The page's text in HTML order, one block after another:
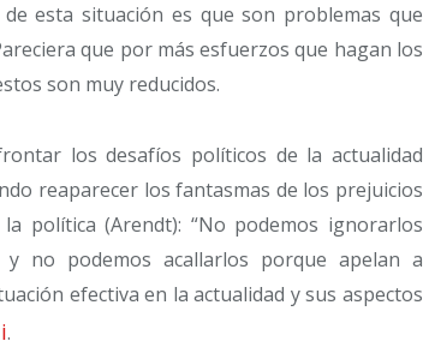
esta situación es que son problemas que
que por más esfuerzos que hagan los
son muy reducidos.
los desafíos políticos de la actualidad
reaparecer los fantasmas de los prejuicios
política (Arendt): “No podemos ignorarlos
no podemos acallarlos porque apelan a
efectiva en la actualidad y sus aspectos
.